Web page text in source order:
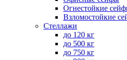
Огнестойкие
Взломостойкие
Стеллажи
до 120 кг
до 500 кг
до 750 кг